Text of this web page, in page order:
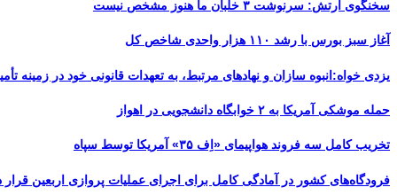
سخنگوی ارتش: سرنوشت ۳ خلبان ما هنوز مشخص نیست
آغاز سبز بورس با رشد ۱۱۰ هزار واحدی شاخص کل
یزدی خواه:انبوه سازان و نهادهای مرتبط، به تعهدات قانونی خود در زمینه
حمله موشکی آمریکا به ۲ خوابگاه دانشجویی در اهواز
تخریب کامل سه فروند هواپیمای «اِف ۳۵» آمریکا توسط سپاه
فرودگاه‌های کشور در آمادگی کامل برای اجرای عملیات پروازی اربعین قرار